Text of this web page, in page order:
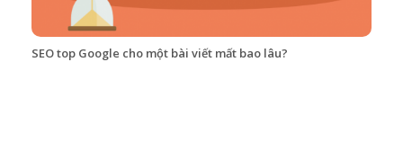
SEO top Google cho một bài viết mất bao lâu?